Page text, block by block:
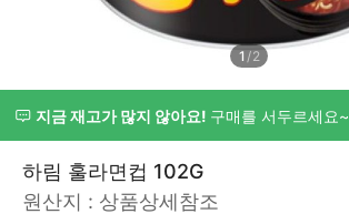
1 /2
지금 재고가 많지 않아요! 구매를 서두르세요~
하림 훌라면컵 102G
원산지 : 상품상세참조